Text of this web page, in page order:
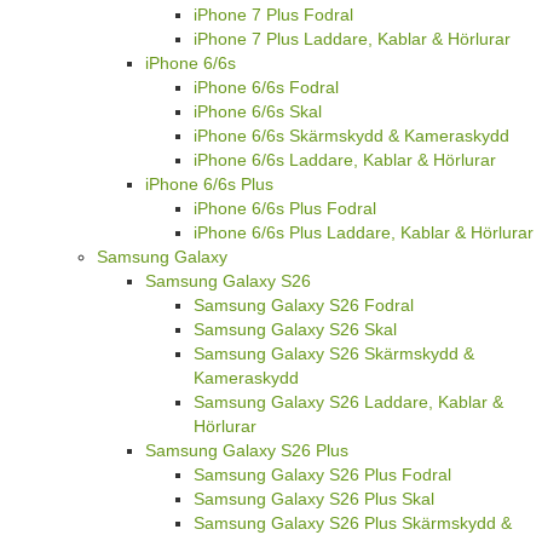
iPhone 7 Plus Fodral
iPhone 7 Plus Laddare, Kablar & Hörlurar
iPhone 6/6s
iPhone 6/6s Fodral
iPhone 6/6s Skal
iPhone 6/6s Skärmskydd & Kameraskydd
iPhone 6/6s Laddare, Kablar & Hörlurar
iPhone 6/6s Plus
iPhone 6/6s Plus Fodral
iPhone 6/6s Plus Laddare, Kablar & Hörlurar
Samsung Galaxy
Samsung Galaxy S26
Samsung Galaxy S26 Fodral
Samsung Galaxy S26 Skal
Samsung Galaxy S26 Skärmskydd &
Kameraskydd
Samsung Galaxy S26 Laddare, Kablar &
Hörlurar
Samsung Galaxy S26 Plus
Samsung Galaxy S26 Plus Fodral
Samsung Galaxy S26 Plus Skal
Samsung Galaxy S26 Plus Skärmskydd &